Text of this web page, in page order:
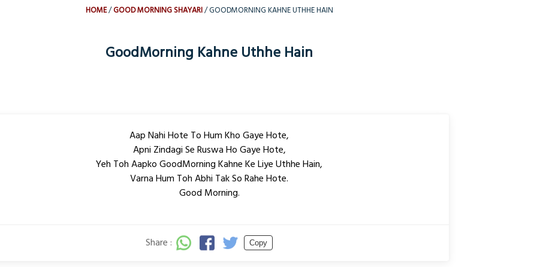
HOME GOOD MORNING SHAYARI GOODMORNING KAHNE UTHHE HAIN
GoodMorning Kahne Uthhe Hain
Aap Nahi Hote To Hum Kho Gaye Hote,
Apni Zindagi Se Ruswa Ho Gaye Hote,
Yeh Toh Aapko GoodMorning Kahne Ke Liye Uthhe Hain,
Varna Hum Toh Abhi Tak So Rahe Hote.
Good Morning.
Share : Copy